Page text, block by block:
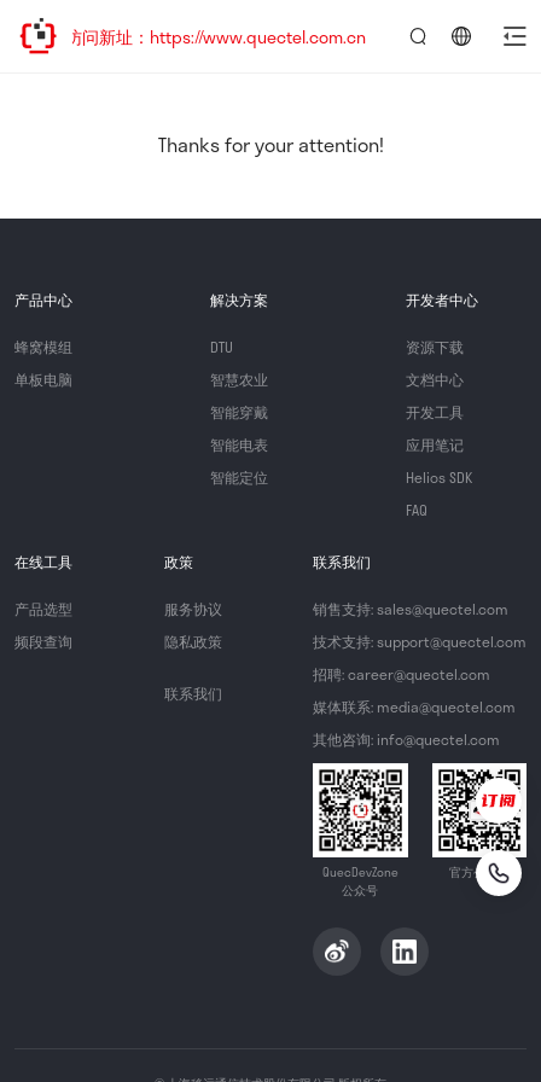
，欢迎访问新址：https://www.quectel.com.cn
Thanks for your attention!
产品中心
蜂窝模组
单板电脑
解决方案
DTU
智慧农业
智能穿戴
智能电表
智能定位
开发者中心
资源下载
文档中心
开发工具
应用笔记
Helios SDK
FAQ
在线工具
产品选型
频段查询
政策
服务协议
隐私政策
联系我们
联系我们
销售支持: sales@quectel.com
技术支持: support@quectel.com
招聘: career@quectel.com
媒体联系: media@quectel.com
其他咨询: info@quectel.com
QuecDevZone
公众号
官方公众号